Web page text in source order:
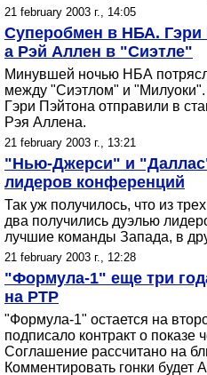
21 february 2003 г., 14:05
Суперобмен в НБА.
а Рэй Аллен в "Сиэтле"
Минувшей ночью НБА
между "Сиэтлом" и
Гэри Пэйтона отправили в
Рэя Аллена.
21 february 2003 г., 13:21
"Нью-Джерси" и
лидеров конференций
Так уж получилось, что из
два получились дуэлью
лучшие команды Запада, в
21 february 2003 г., 12:28
"Формула-1" еще три
на РТР
"Формула-1" остается на
подписало контракт о показе
Соглашение рассчитано на
Комментировать гонки будет